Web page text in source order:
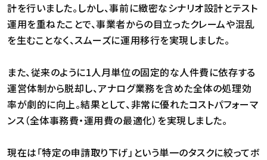
計を行いました。しかし、事前に緻密なシナリオ設計とテスト
運用を重ねたことで、事業者からの目立ったクレームや混乱
を生むことなく、スムーズに運用移行を実現しました。
また、従来のように1人月単位の固定的な人件費に依存する
運営体制から脱却し、アナログ業務を含めた全体の処理効
率が劇的に向上。結果として、非常に優れたコストパフォーマ
ンス（全体事務費・運用費の最適化）を実現しました。
現在は「特定の申請取り下げ」という単一のタスクに絞ってボ